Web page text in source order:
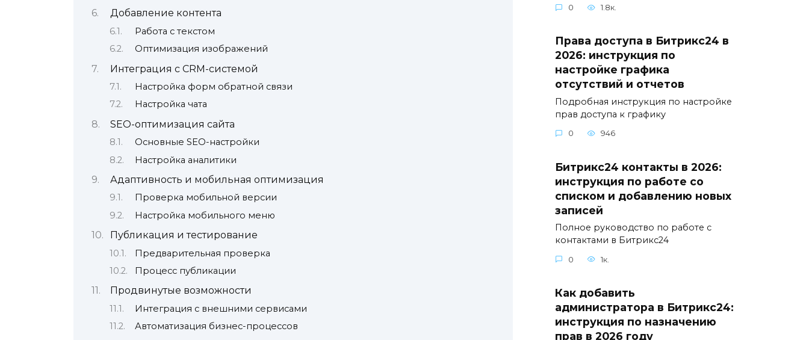
Добавление контента
Работа с текстом
Оптимизация изображений
Интеграция с CRM-системой
Настройка форм обратной связи
Настройка чата
SEO-оптимизация сайта
Основные SEO-настройки
Настройка аналитики
Адаптивность и мобильная оптимизация
Проверка мобильной версии
Настройка мобильного меню
Публикация и тестирование
Предварительная проверка
Процесс публикации
Продвинутые возможности
Интеграция с внешними сервисами
Автоматизация бизнес-процессов
0 1.8к.
Права доступа в Битрикс24 в
2026: инструкция по
настройке графика
отсутствий и отчетов
Подробная инструкция по настройке
прав доступа к графику
0 946
Битрикс24 контакты в 2026:
инструкция по работе со
списком и добавлению новых
записей
Полное руководство по работе с
контактами в Битрикс24
0 1к.
Как добавить
администратора в Битрикс24:
инструкция по назначению
прав в 2026 году